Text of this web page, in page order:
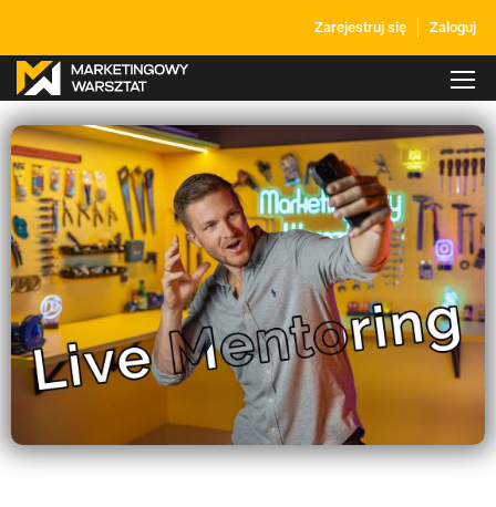
Zarejestruj się Zaloguj